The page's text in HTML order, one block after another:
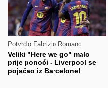
Potvrdio Fabrizio Romano
Veliki "Here we go" malo
prije ponoći - Liverpool se
pojačao iz Barcelone!